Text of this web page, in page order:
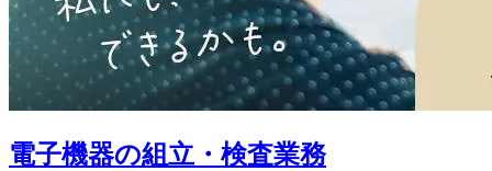
電子機器の組立・検査業務